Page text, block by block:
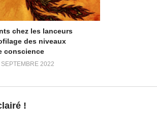
chez les lanceurs
des niveaux
conscience
2022
!